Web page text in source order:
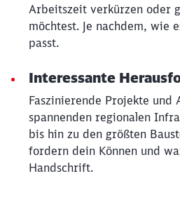
Arbeitszeit verkürzen oder
möchtest. Je nachdem, wie
passt.
Interessante
Faszinierende Projekte und
spannenden regionalen
bis hin zu den größten
fordern dein Können und
Handschrift.